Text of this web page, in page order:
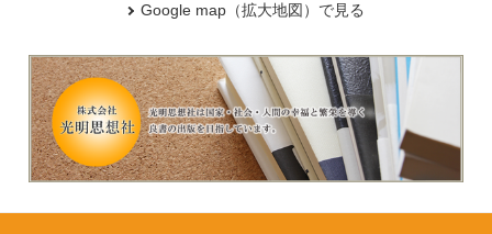
Google map（拡大地図）で見る